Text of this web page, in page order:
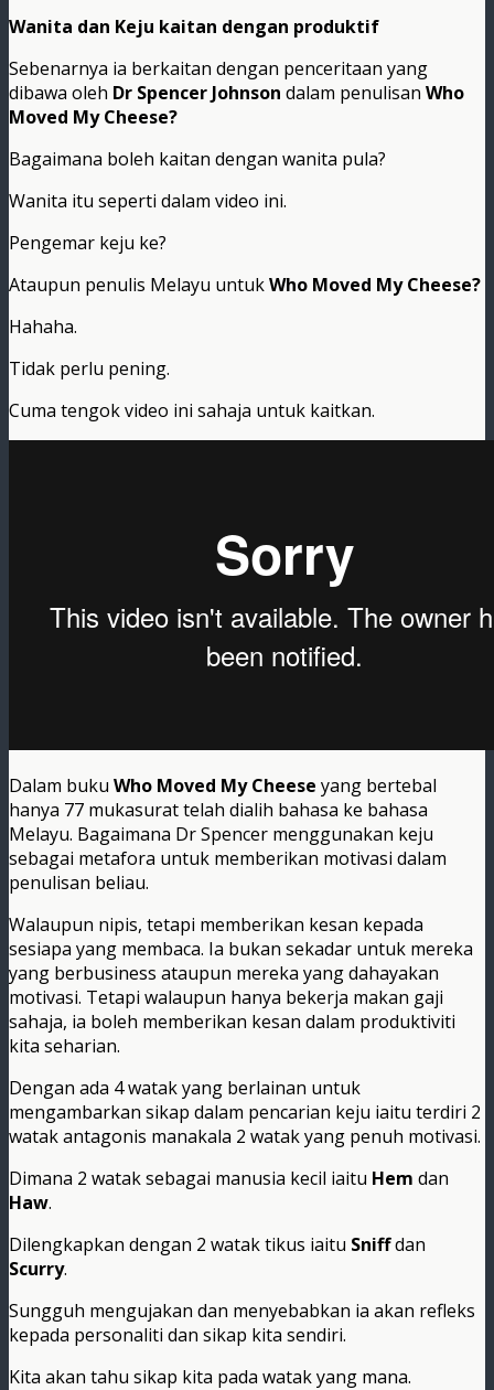
Wanita dan Keju kaitan dengan produktif
Sebenarnya ia berkaitan dengan penceritaan yang
dibawa oleh Dr Spencer Johnson dalam penulisan Who
Moved My Cheese?
Bagaimana boleh kaitan dengan wanita pula?
Wanita itu seperti dalam video ini.
Pengemar keju ke?
Ataupun penulis Melayu untukWho Moved My Cheese?
Hahaha.
Tidak perlu pening.
Cuma tengok video ini sahaja untuk kaitkan.
Dalam buku Who Moved My Cheese yang bertebal
hanya 77 mukasurat telah dialih bahasa ke bahasa
Melayu. Bagaimana Dr Spencer menggunakan keju
sebagai metafora untuk memberikan motivasi dalam
penulisan beliau.
Walaupun nipis, tetapi memberikan kesan kepada
sesiapa yang membaca. Ia bukan sekadar untuk mereka
yang berbusiness ataupun mereka yang dahayakan
motivasi. Tetapi walaupun hanya bekerja makan gaji
sahaja, ia boleh memberikan kesan dalam produktiviti
kita seharian.
Dengan ada 4 watak yang berlainan untuk
mengambarkan sikap dalam pencarian keju iaitu terdiri 2
watak antagonis manakala 2 watak yang penuh motivasi.
Dimana 2 watak sebagai manusia kecil iaitu Hem dan
Haw.
Dilengkapkan dengan 2 watak tikus iaitu Sniffdan
Scurry.
Sungguh mengujakan dan menyebabkan ia akan refleks
kepada personaliti dan sikap kita sendiri.
Kita akan tahu sikap kita pada watak yang mana.